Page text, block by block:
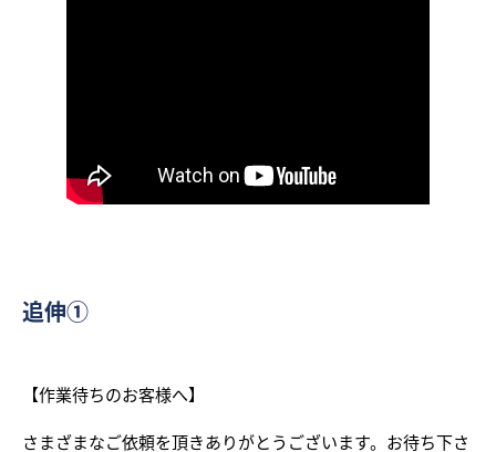
追伸①
【作業待ちのお客様へ】
さまざまなご依頼を頂きありがとうございます。お待ち下さ